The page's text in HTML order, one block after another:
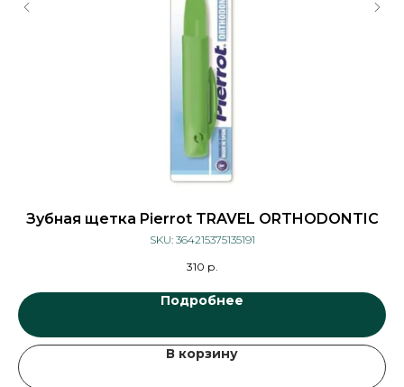
Зубная щетка Pierrot TRAVEL ORTHODONTIC
SKU: 364215375135191
310 р.
Подробнее
В корзину